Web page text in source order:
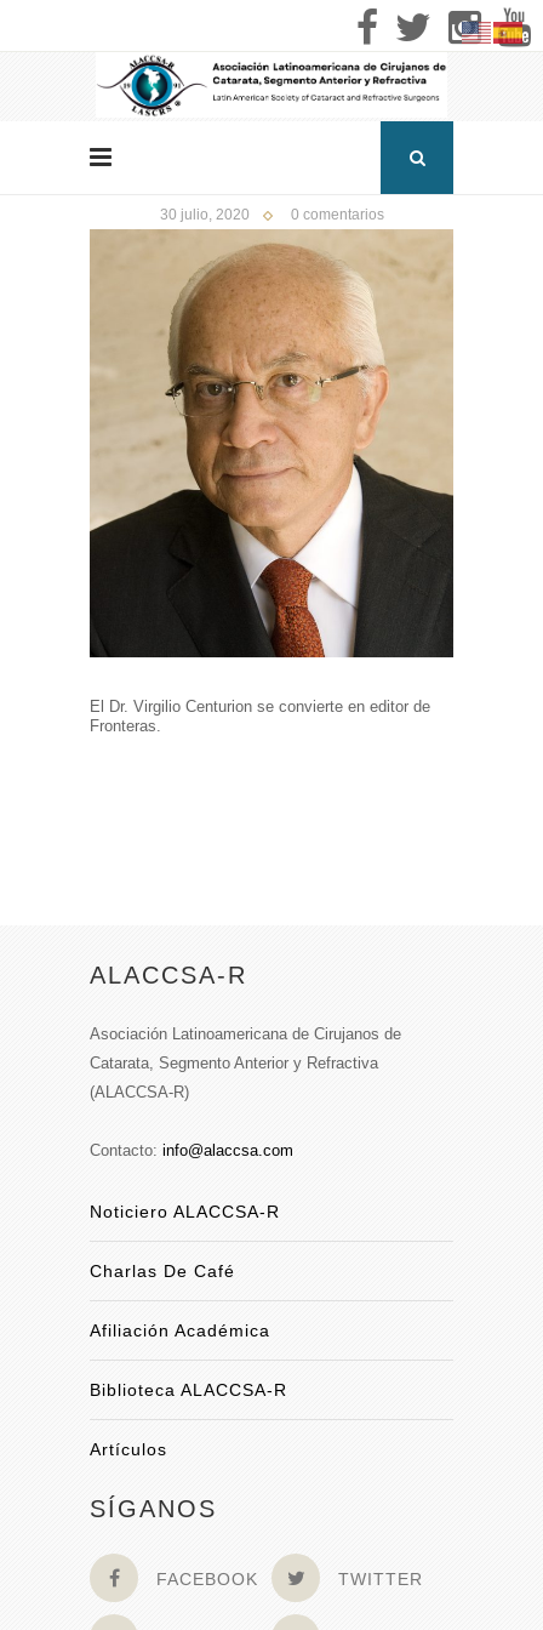
30 julio, 2020 0 comentarios
El Dr. Virgilio Centurion se convierte en editor de
Fronteras.
ALACCSA-R
Asociación Latinoamericana de Cirujanos de
Catarata, Segmento Anterior y Refractiva
(ALACCSA-R)
Contacto: info@alaccsa.com
Noticiero ALACCSA-R
Charlas De Café
Afiliación Académica
Biblioteca ALACCSA-R
Artículos
SÍGANOS
FACEBOOK TWITTER